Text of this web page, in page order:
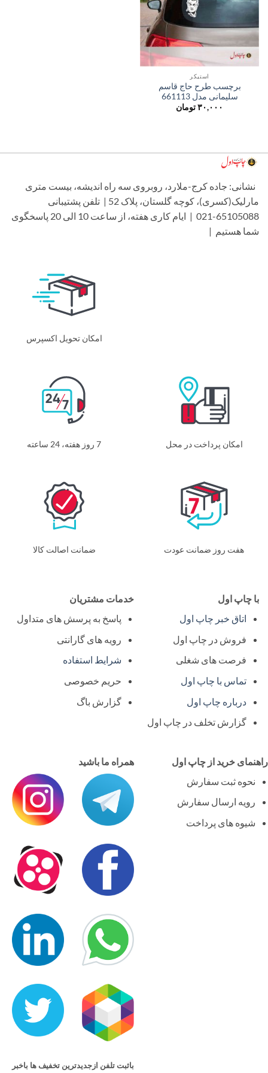
استیکر
برچسب طرح حاج قاسم
سلیمانی مدل 661113
۳۰,۰۰۰ تومان
نشانی: جاده کرج-ملارد، روبروی سه راه اندیشه، بیست متری
مارلیک(کسری)، کوچه گلستان، پلاک 52 | تلفن پشتیبانی
65105088-021 | ایام کاری هفته، از ساعت 10 الی 20 پاسخگوی
شما هستیم |
امکان تحویل اکسپرس
امکان پرداخت در محل
هفت روز ضمانت عودت ضمانت اصالت کالا
با چاپ اول
اتاق خبر چاپ اول
فروش در چاپ اول
فرصت های شغلی
تماس با چاپ اول
درباره چاپ اول
گزارش تخلف در چاپ اول
خدمات مشتریان
پاسخ به پرسش های متداول
رویه های گارانتی
شرایط استفاده
حریم خصوصی
گزارش باگ
خرید از چاپ اول
نحوه ثبت سفارش
رویه ارسال سفارش
شیوه های پرداخت
همراه ما باشید
باثبت تلفن ازجدیدترین تخفیف ها باخبر